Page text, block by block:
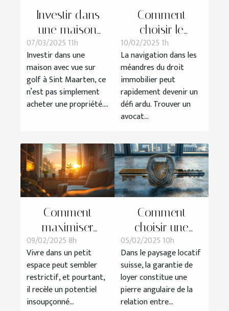
Investir dans
une maison
avec vue sur
golf à Sint
Maarten : un
choix
stratégique
07/03/2025 11h
Investir dans une
maison avec vue sur
golf à Sint Maarten, ce
n’est pas simplement
acheter une propriété....
Comment
choisir le
meilleur avocat
spécialisé en
droit immobilier
?
10/02/2025 1h
La navigation dans les
méandres du droit
immobilier peut
rapidement devenir un
défi ardu. Trouver un
avocat...
Comment
maximiser
l'espace dans
un petit
appartement :
techniques et
astuces
09/02/2025 8h
Vivre dans un petit
espace peut sembler
restrictif, et pourtant,
il recèle un potentiel
insoupçonné...
Comment
choisir une
garantie de
loyer flexible et
sans dépôt en
Suisse
05/02/2025 10h
Dans le paysage locatif
suisse, la garantie de
loyer constitue une
pierre angulaire de la
relation entre...